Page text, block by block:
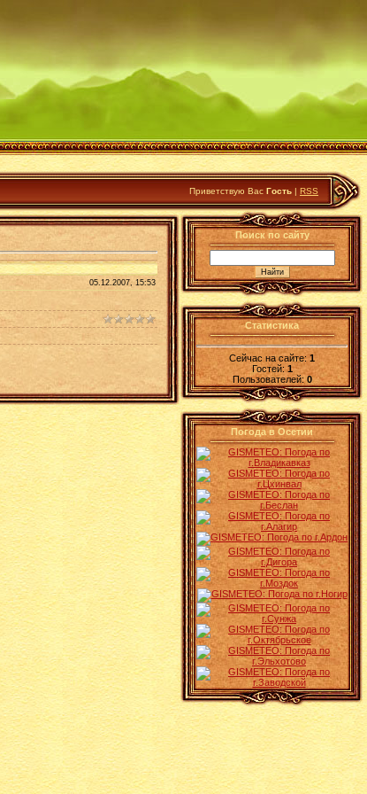
Приветствую Вас Гость | RSS
05.12.2007, 15:53
Поиск по сайту
Статистика
Сейчас на сайте: 1
Гостей:1
Пользователей: 0
Погода в Осетии